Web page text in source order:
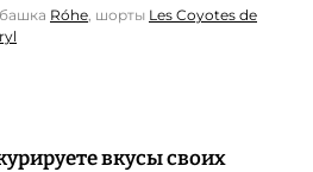
Róhe , шорты Les Coyotes de
вкусы своих